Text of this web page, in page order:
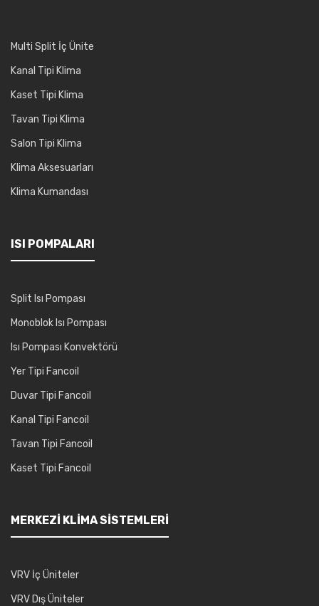
Multi Split İç Ünite
Kanal Tipi Klima
Kaset Tipi Klima
Tavan Tipi Klima
Salon Tipi Klima
Klima Aksesuarları
Klima Kumandası
ISI POMPALARI
Split Isı Pompası
Monoblok Isı Pompası
Isı Pompası Konvektörü
Yer Tipi Fancoil
Duvar Tipi Fancoil
Kanal Tipi Fancoil
Tavan Tipi Fancoil
Kaset Tipi Fancoil
MERKEZI KLIMA SISTEMLERI
VRV İç Üniteler
VRV Dış Üniteler